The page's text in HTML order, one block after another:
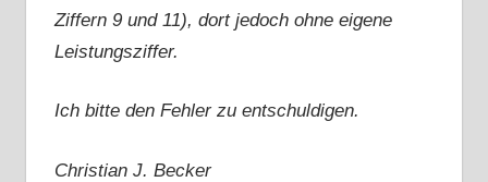
Ziffern 9 und 11), dort jedoch ohne eigene
Leistungsziffer.
Ich bitte den Fehler zu entschuldigen.
Christian J. Becker